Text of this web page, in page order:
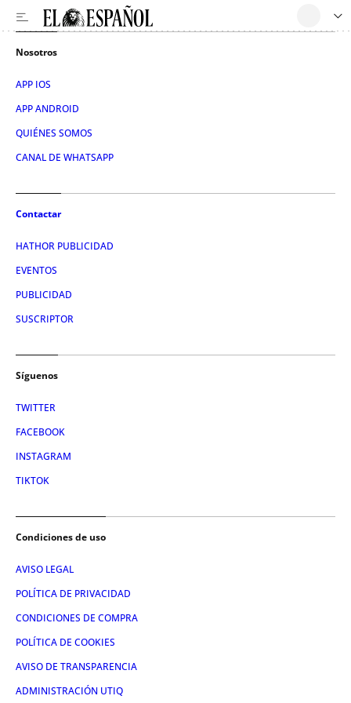
Nosotros
APP IOS
APP ANDROID
QUIÉNES SOMOS
CANAL DE WHATSAPP
Contactar
HATHOR PUBLICIDAD
EVENTOS
PUBLICIDAD
SUSCRIPTOR
Síguenos
TWITTER
FACEBOOK
INSTAGRAM
TIKTOK
Condiciones de uso
AVISO LEGAL
POLÍTICA DE PRIVACIDAD
CONDICIONES DE COMPRA
POLÍTICA DE COOKIES
AVISO DE TRANSPARENCIA
ADMINISTRACIÓN UTIQ